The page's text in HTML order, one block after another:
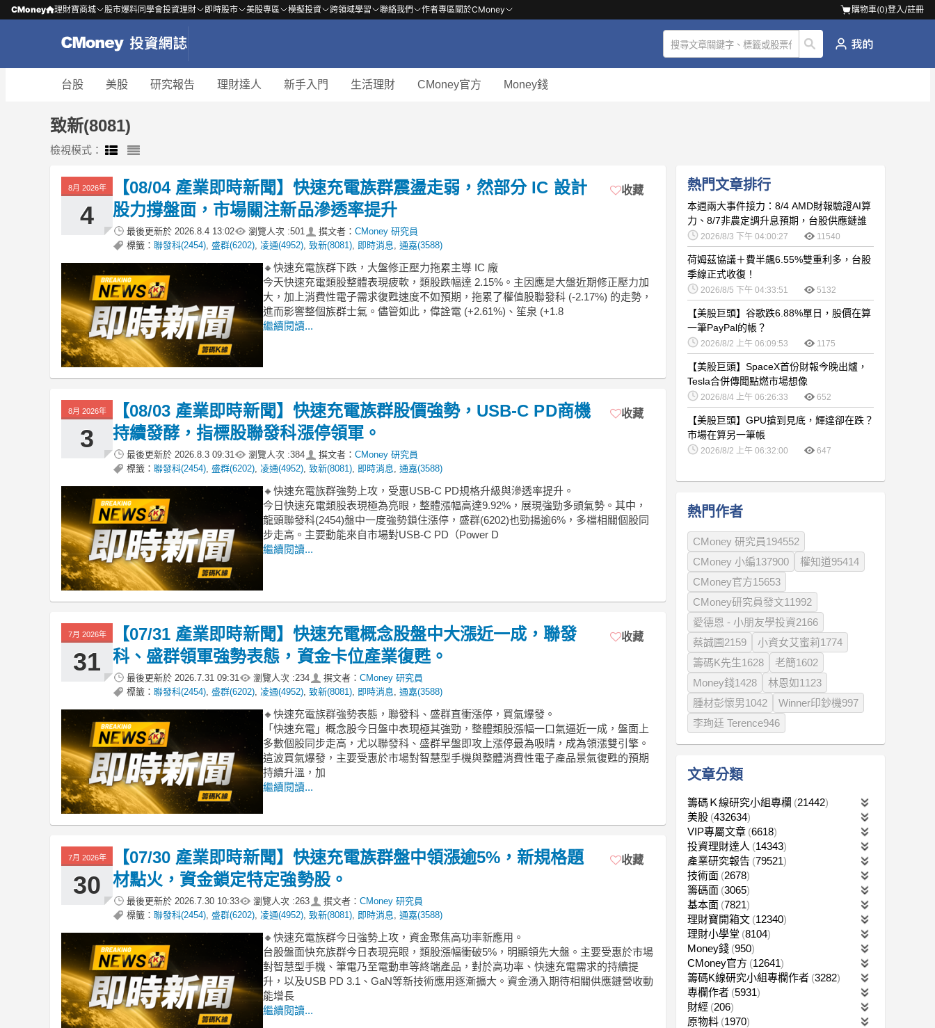
CMoney 理財寶商城 股市爆料同學會投資理財 即時股市 美股專區 模擬投資 跨領域學習 聯絡我們 作者專區關於CMoney 購物車(0)登入/註冊
台股 美股 研究報告 理財達人 新手入門 生活理財 CMoney官方 Money錢
致新(8081)
檢視模式：
8月 2026年
4
【08/04 產業即時新聞】快速充電族群震盪走弱，然部分 IC 設計
股力撐盤面，市場關注新品滲透率提升
最後更新於 2026.8.4 13:02 瀏覽人次 :501 撰文者： CMoney 研究員
標籤： 聯發科(2454) 盛群(6202) 凌通(4952) 致新(8081) 即時消息 通嘉(3588)
收藏
🔸快速充電族群下跌，大盤修正壓力拖累主導 IC 廠
今天快速充電類股整體表現疲軟，類股跌幅達 2.15%。主因應是大盤近期修正壓力加
大，加上消費性電子需求復甦速度不如預期，拖累了權值股聯發科 (-2.17%) 的走勢，
進而影響整個族群士氣。儘管如此，偉詮電 (+2.61%)、笙泉 (+1.8
繼續閱讀...
8月 2026年
3
【08/03 產業即時新聞】快速充電族群股價強勢，USB-C PD商機
持續發酵，指標股聯發科漲停領軍。
最後更新於 2026.8.3 09:31 瀏覽人次 :384 撰文者： CMoney 研究員
標籤： 聯發科(2454) 盛群(6202) 凌通(4952) 致新(8081) 即時消息 通嘉(3588)
收藏
🔸快速充電族群強勢上攻，受惠USB-C PD規格升級與滲透率提升。
今日快速充電類股表現極為亮眼，整體漲幅高達9.92%，展現強勁多頭氣勢。其中，
龍頭聯發科(2454)盤中一度強勢鎖住漲停，盛群(6202)也勁揚逾6%，多檔相關個股同
步走高。主要動能來自市場對USB-C PD（Power D
繼續閱讀...
7月 2026年
31
【07/31 產業即時新聞】快速充電概念股盤中大漲近一成，聯發
科、盛群領軍強勢表態，資金卡位產業復甦。
最後更新於 2026.7.31 09:31 瀏覽人次 :234 撰文者： CMoney 研究員
標籤： 聯發科(2454) 盛群(6202) 凌通(4952) 致新(8081) 即時消息 通嘉(3588)
收藏
🔸快速充電族群強勢表態，聯發科、盛群直衝漲停，買氣爆發。
「快速充電」概念股今日盤中表現極其強勁，整體類股漲幅一口氣逼近一成，盤面上
多數個股同步走高，尤以聯發科、盛群早盤即攻上漲停最為吸睛，成為領漲雙引擎。
這波買氣爆發，主要受惠於市場對智慧型手機與整體消費性電子產品景氣復甦的預期
持續升溫，加
繼續閱讀...
7月 2026年
30
【07/30 產業即時新聞】快速充電族群盤中領漲逾5%，新規格題
材點火，資金鎖定特定強勢股。
最後更新於 2026.7.30 10:33 瀏覽人次 :263 撰文者： CMoney 研究員
標籤： 聯發科(2454) 盛群(6202) 凌通(4952) 致新(8081) 即時消息 通嘉(3588)
收藏
🔸快速充電族群今日強勢上攻，資金聚焦高功率新應用。
台股盤面快充族群今日表現亮眼，類股漲幅衝破5%，明顯領先大盤。主要受惠於市場
對智慧型手機、筆電乃至電動車等終端產品，對於高功率、快速充電需求的持續提
升，以及USB PD 3.1、GaN等新技術應用逐漸擴大。資金湧入期待相關供應鏈營收動
能增長
繼續閱讀...
熱門文章排行
本週兩大事件接力：8/4 AMD財報驗證AI算
力、8/7非農定調升息預期，台股供應鏈誰
卡位最佳？
2026/8/3 下午 04:00:27 11540
荷姆茲協議＋費半飆6.55%雙重利多，台股
季線正式收復！
2026/8/5 下午 04:33:51 5132
【美股巨頭】谷歌跌6.88%單日，股價在算
一筆PayPal的帳？
2026/8/2 上午 06:09:53 1175
【美股巨頭】SpaceX首份財報今晚出爐，
Tesla合併傳聞點燃市場想像
2026/8/4 上午 06:26:33 652
【美股巨頭】GPU搶到見底，輝達卻在跌？
市場在算另一筆帳
2026/8/2 上午 06:32:00 647
熱門作者
CMoney 研究員194552
CMoney 小編137900
權知道95414
CMoney官方15653
CMoney研究員發文11992
愛德恩 - 小朋友學投資2166
蔡誠圃2159
小資女艾蜜莉1774
籌碼K先生1628
老簡1602
Money錢1428
林恩如1123
腫材彭懷男1042
Winner印鈔機997
李珣廷 Terence946
文章分類
籌碼Ｋ線研究小組專欄
21442
美股 432634
VIP專屬文章 6618
投資理財達人
14343
產業研究報告 79521
技術面 2678
籌碼面 3065
基本面 7821
理財寶開箱文 12340
理財小學堂 8104
Money錢 950
CMoney官方 12641
籌碼K線研究小組專欄作者 3282
專欄作者 5931
財經 206
原物料 1970